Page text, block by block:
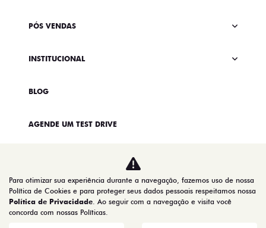
PÓS VENDAS
INSTITUCIONAL
BLOG
AGENDE UM TEST DRIVE
Para otimizar sua experiência durante a navegação, fazemos uso de nossa
Política de Cookies e para proteger seus dados pessoais respeitamos nossa
Política de Privacidade. Ao seguir com a navegação e visita você
concorda com nossas Políticas.